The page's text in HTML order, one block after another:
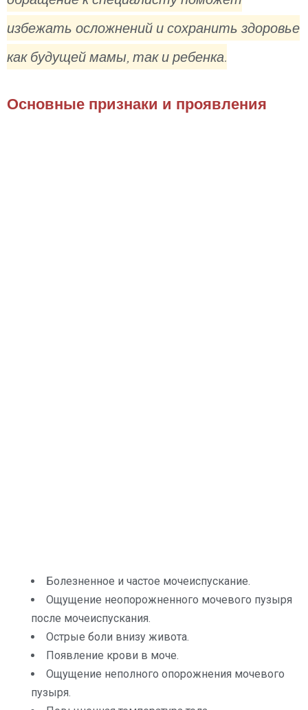
избежать осложнений и сохранить здоровье
как будущей мамы, так и ребенка.
Основные признаки и проявления
Болезненное и частое мочеиспускание.
Ощущение неопорожненного мочевого пузыря
после мочеиспускания.
Острые боли внизу живота.
Появление крови в моче.
Ощущение неполного опорожнения мочевого
пузыря.